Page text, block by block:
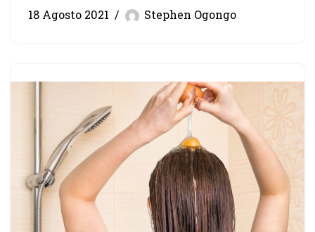
18 Agosto 2021 Stephen Ogongo